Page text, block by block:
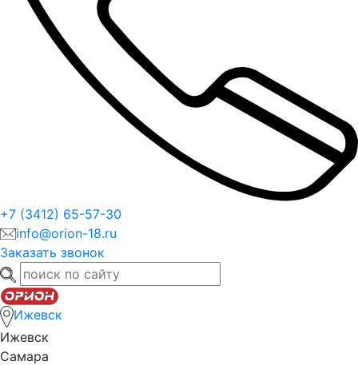
+7 (3412) 65-57-30
info@orion-18.ru
Заказать звонок
Ижевск
Ижевск
Самара